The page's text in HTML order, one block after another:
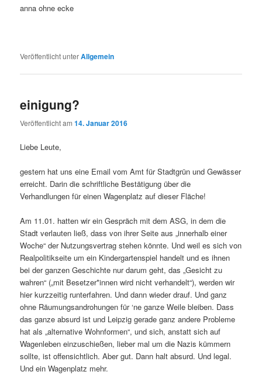
anna ohne ecke
Veröffentlicht unterAllgemein
einigung?
Veröffentlicht am14. Januar 2016
Liebe Leute,
gestern hat uns eine Email vom Amt für Stadtgrün und Gewässer
erreicht. Darin die schriftliche Bestätigung über die
Verhandlungen für einen Wagenplatz auf dieser Fläche!
Am 11.01. hatten wir ein Gespräch mit dem ASG, in dem die
Stadt verlauten ließ, dass von ihrer Seite aus „innerhalb einer
Woche“ der Nutzungsvertrag stehen könnte. Und weil es sich von
Realpolitikseite um ein Kindergartenspiel handelt und es ihnen
bei der ganzen Geschichte nur darum geht, das „Gesicht zu
wahren“ („mit Besetzer*innen wird nicht verhandelt“), werden wir
hier kurzzeitig runterfahren. Und dann wieder drauf. Und ganz
ohne Räumungsandrohungen für ‘ne ganze Weile bleiben. Dass
das ganze absurd ist und Leipzig gerade ganz andere Probleme
hat als „alternative Wohnformen“, und sich, anstatt sich auf
Wagenleben einzuschießen, lieber mal um die Nazis kümmern
sollte, ist offensichtlich. Aber gut. Dann halt absurd. Und legal.
Und ein Wagenplatz mehr.